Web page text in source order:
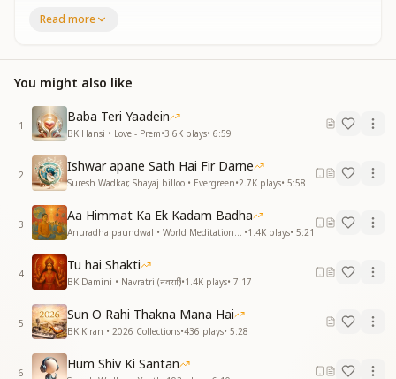
चमकाया तकदीरका बाबा तूने हर एक सितारा
जन्नत का हमको दिया अनमोल ये खजाना
बाबा मिले तो मनवा गाए खुषिका गाना
बाबा मिले तो मनवा गाए खुषिका गाना
पाना था जो पा लिया कुछ भी रहा ना पाना
—------------------------------------------
Read more
You might also like
1
Baba Teri Yaadein
BK Hansi • Love - Prem•3.6K plays• 6:59
2
Ishwar apane Sath Hai Fir Darne
Suresh Wadkar, Shayaj billoo • Evergreen•2.7K plays• 5:58
3
Aa Himmat Ka Ek Kadam Badha
•1.4K plays• 5:21
4
Tu hai Shakti
BK Damini • Navratri (नवरात्रि)•1.4K plays• 7:17
5
Sun O Rahi Thakna Mana Hai
BK Kiran • 2026 Collections•436 plays• 5:28
6
Hum Shiv Ki Santan